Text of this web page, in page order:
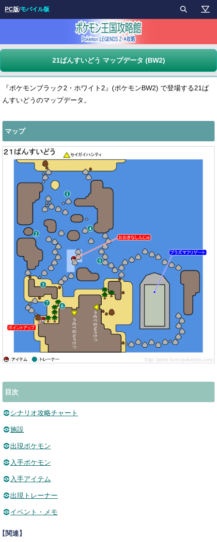
21ばんすいどう マップデータ (BW2)
『ポケモンブラック2・ホワイト2』(ポケモンBW2) で登場する21ば
んすいどうのマップデータ。
マップ
目次
シナリオ攻略チャート
施設
出現ポケモン
入手ポケモン
入手アイテム
出現トレーナー
イベント・メモ
関連】
PC版/モバイル版